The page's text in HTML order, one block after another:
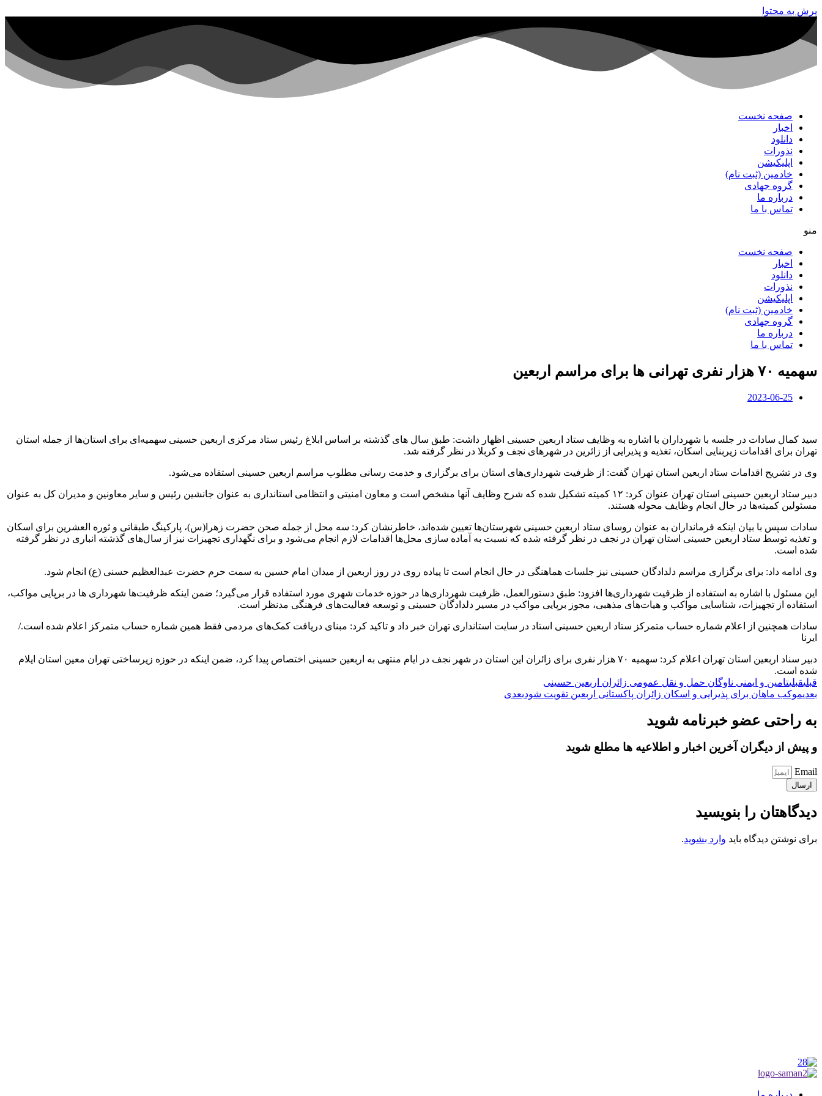
پرش به محتوا
صفحه نخست
اخبار
دانلود
نذورات
اپلیکیشن
خادمین (ثبت نام)
گروه جهادی
درباره ما
تماس با ما
منو
صفحه نخست
اخبار
دانلود
نذورات
اپلیکیشن
خادمین (ثبت نام)
گروه جهادی
درباره ما
تماس با ما
سهمیه ۷۰ هزار نفری تهرانی ها برای مراسم اربعین
2023-06-25
سید کمال سادات در جلسه با شهرداران با اشاره به وظایف ستاد اربعین حسینی اظهار داشت: طبق سال های گذشته بر اساس ابلاغ رئیس ستاد مرکزی اربعین حسینی سهمیه‌ای برای استان‌ها از جمله استان
تهران برای اقدامات زیربنایی اسکان، تغذیه و پذیرایی از زائرین در شهرهای نجف و کربلا در نظر گرفته شد.
وی در تشریح اقدامات ستاد اربعین استان تهران گفت: از ظرفیت شهرداری‌های استان برای برگزاری و خدمت رسانی مطلوب مراسم اربعین حسینی استفاده می‌شود.
دبیر ستاد اربعین حسینی استان تهران عنوان کرد: ۱۲ کمیته تشکیل شده که شرح وظایف آنها مشخص است و معاون امنیتی و انتظامی استانداری به عنوان جانشین رئیس و سایر معاونین و مدیران کل به عنوان‌
مسئولین کمیته‌ها در حال انجام وظایف محوله هستند.
سادات سپس با بیان اینکه فرمانداران به عنوان روسای ستاد اربعین حسینی شهرستان‌ها تعیین شده‌اند، خاطرنشان کرد: سه محل از جمله صحن حضرت زهرا(س)، پارکینگ طبقاتی و ثوره العشرین برای اسکان
و تغذیه توسط ستاد اربعین حسینی استان تهران در نجف در نظر گرفته شده که نسبت به آماده سازی محل‌ها اقدامات لازم انجام می‌شود و برای نگهداری تجهیزات نیز از سال‌های گذشته انباری در نظر گرفته
شده است.
وی ادامه داد: برای برگزاری مراسم دلدادگان حسینی نیز جلسات هماهنگی در حال انجام است تا پیاده روی در روز اربعین از میدان امام حسین به سمت حرم حضرت عبدالعظیم حسنی (ع) انجام شود.
این مسئول با اشاره به استفاده از ظرفیت شهرداری‌ها افزود: طبق دستورالعمل، ظرفیت شهرداری‌ها در حوزه خدمات شهری مورد استفاده قرار می‌گیرد؛ ضمن اینکه ظرفیت‌ها شهرداری ها در برپایی مواکب،
استفاده از تجهیزات، شناسایی مواکب و هیات‌های مذهبی، مجوز برپایی مواکب در مسیر دلدادگان حسینی و توسعه فعالیت‌های فرهنگی مدنظر است.
سادات همچنین از اعلام شماره حساب متمرکز ستاد اربعین حسینی استاد در سایت استانداری تهران خبر داد و تاکید کرد: مبنای دریافت کمک‌های مردمی فقط همین شماره حساب متمرکز اعلام شده است./
ایرنا
دبیر سناد اربعین استان تهران اعلام کرد: سهمیه ۷۰ هزار نفری برای زائران این استان در شهر نجف در ایام منتهی به اربعین حسینی اختصاص پیدا کرد، ضمن اینکه در حوزه زیرساختی تهران معین استان ایلام
شده است.
قبلیقبلیتامین و ایمنی ناوگان حمل و نقل عمومی زائران اربعین حسینی
بعدیموکب ماهان برای پذیرایی و اسکان زائران پاکستانی اربعین تقویت شودبعدی
به راحتی عضو خبرنامه شوید
و پیش از دیگران آخرین اخبار و اطلاعیه ها مطلع شوید
Email
ارسال
دیدگاهتان را بنویسید
برای نوشتن دیدگاه باید وارد بشوید.